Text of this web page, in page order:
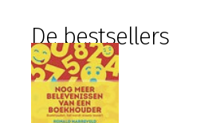
De bestsellers